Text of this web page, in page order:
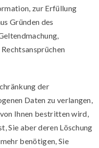
zur Erfüllung
Gründen des
der
Daten zu verlangen,
Ihnen bestritten wird,
Sie aber deren Löschung
benötigen, Sie